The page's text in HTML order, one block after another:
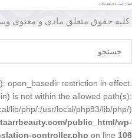
کلیه حقوق متعلق مادی و معنوی
open_basedir restriction in effect.
is not within the allowed path(s):
lib/php/:/usr/local/php83/lib/php/)
public_html/wp-
controller.php on line 106